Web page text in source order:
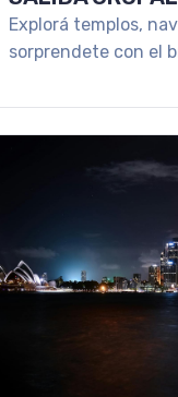
Explorá templos,
sorprendete con el